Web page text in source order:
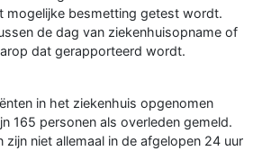
mogelijke besmetting getest wordt.
de dag van ziekenhuisopname of
dat gerapporteerd wordt.
in het ziekenhuis opgenomen
165 personen als overleden gemeld.
zijn niet allemaal in de afgelopen 24 uur